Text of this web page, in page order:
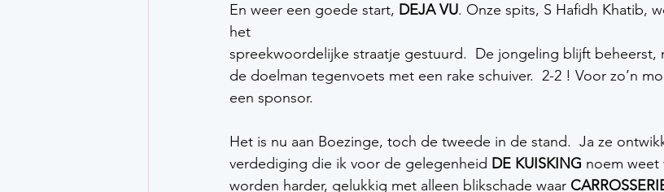
En weer een goede start, DEJA VU. Onze spits, S Hafidh Khatib,
het
spreekwoordelijke straatje gestuurd.  De jongeling blijft beheerst,
de doelman tegenvoets met een rake schuiver.  2-2 ! Voor zo’n
een sponsor.
Het is nu aan Boezinge, toch de tweede in de stand.  Ja ze
verdediging die ik voor de gelegenheid DE KUISKING noem weet
worden harder, gelukkig met alleen blikschade waar